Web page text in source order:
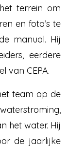
terrein om
en foto’s te
manual. Hij
eerdere
van CEPA.
team op de
het water. Hij
de jaarlijke